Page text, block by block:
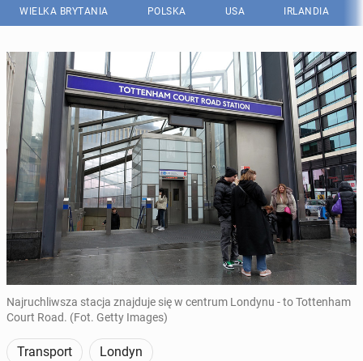
WIELKA BRYTANIA POLSKA USA IRLANDIA
Najruchliwsza stacja znajduje się w centrum Londynu - to Tottenham
Court Road. (Fot. Getty Images)
Transport Londyn